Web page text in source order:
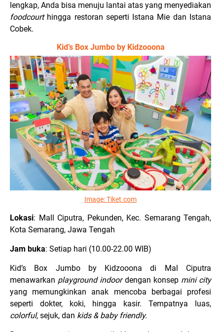
lengkap, Anda bisa menuju lantai atas yang menyediakan
foodcourthingga restoran seperti Istana Mie dan Istana
Cobek.
Kid’s Box Jumbo by Kidzooona
Image:Tiket.com
Lokasi: Mall Ciputra, Pekunden, Kec. Semarang Tengah,
Kota Semarang, Jawa Tengah
Jam buka: Setiap hari (10.00-22.00 WIB)
Kid’s Box Jumbo by Kidzooona di Mal Ciputra
menawarkan playground indoordengan konsep mini city
yang memungkinkan anak mencoba berbagai profesi
seperti dokter, koki, hingga kasir. Tempatnya luas,
colorful, sejuk, dan kids & baby friendly.